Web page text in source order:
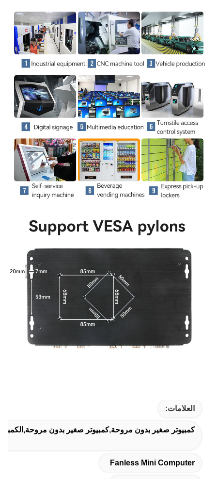
العلامات:
كمبيوتر صغير بدون مروحة,كمبيوتر صغير بدون
Fanless Mini Computer